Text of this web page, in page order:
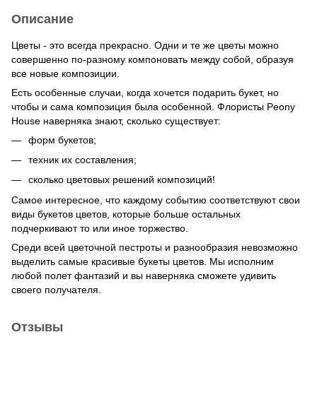
Описание
Цветы - это всегда прекрасно. Одни и те же цветы можно
совершенно по-разному компоновать между собой, образуя
все новые композиции.
Есть особенные случаи, когда хочется подарить букет, но
чтобы и сама композиция была особенной. Флористы Peony
House наверняка знают, сколько существует:
форм букетов;
техник их составления;
сколько цветовых решений композиций!
Самое интересное, что каждому событию соответствуют свои
виды букетов цветов, которые больше остальных
подчеркивают то или иное торжество.
Среди всей цветочной пестроты и разнообразия невозможно
выделить самые красивые букеты цветов. Мы исполним
любой полет фантазий и вы наверняка сможете удивить
своего получателя.
Отзывы